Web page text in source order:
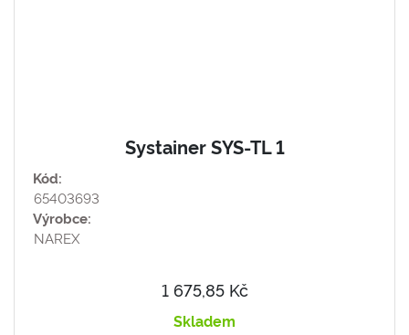
Systainer SYS-TL 1
Kód:
65403693
Výrobce:
NAREX
1 675,85 Kč
Skladem